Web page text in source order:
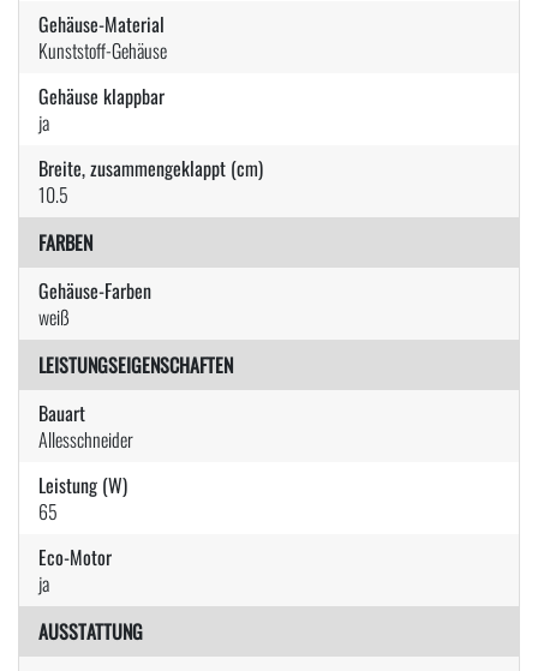
Gehäuse-Material
Kunststoff-Gehäuse
Gehäuse klappbar
ja
Breite, zusammengeklappt (cm)
10.5
FARBEN
Gehäuse-Farben
weiß
LEISTUNGSEIGENSCHAFTEN
Bauart
Allesschneider
Leistung (W)
65
Eco-Motor
ja
AUSSTATTUNG